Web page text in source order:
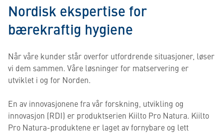
Nordisk ekspertise for
bærekraftig hygiene
Når våre kunder står overfor utfordrende situasjoner, løser
vi dem sammen. Våre løsninger for matservering er
utviklet i og for Norden.
En av innovasjonene fra vår forskning, utvikling og
innovasjon (RDI) er produktserien Kiilto Pro Natura. Kiilto
Pro Natura-produktene er laget av fornybare og lett